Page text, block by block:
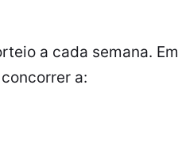
a cada semana. Em
a: